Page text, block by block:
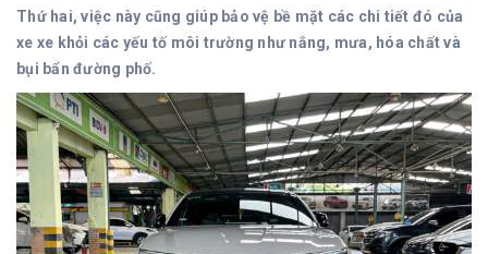
Thứ hai, việc này cũng giúp bảo vệ bề mặt các chi tiết đó của
xe xe khỏi các yếu tố môi trường như nắng, mưa, hóa chất và
bụi bẩn đường phố.